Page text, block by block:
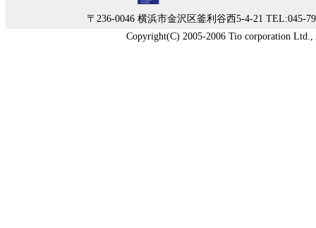
〒236-0046 横浜市金沢区釜利谷西5-4-21 TEL:045-
Copyright(C) 2005-2006 Tio corporation